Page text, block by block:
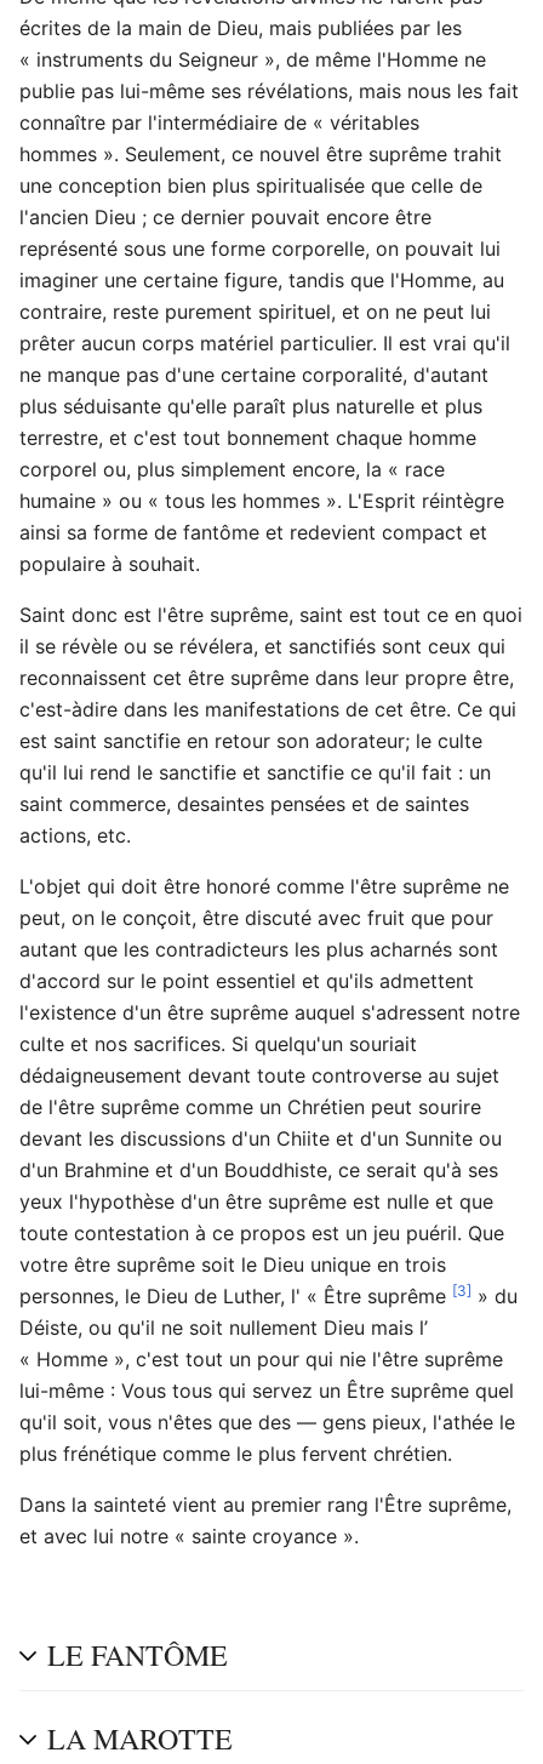
écrites de la main de Dieu, mais publiées par les
« instruments du Seigneur », de même l'Homme ne
publie pas lui-même ses révélations, mais nous les fait
connaître par l'intermédiaire de « véritables
hommes ». Seulement, ce nouvel être suprême trahit
une conception bien plus spiritualisée que celle de
l'ancien Dieu ; ce dernier pouvait encore être
représenté sous une forme corporelle, on pouvait lui
imaginer une certaine figure, tandis que l'Homme, au
contraire, reste purement spirituel, et on ne peut lui
prêter aucun corps matériel particulier. Il est vrai qu'il
ne manque pas d'une certaine corporalité, d'autant
plus séduisante qu'elle paraît plus naturelle et plus
terrestre, et c'est tout bonnement chaque homme
corporel ou, plus simplement encore, la « race
humaine » ou « tous les hommes ». L'Esprit réintègre
ainsi sa forme de fantôme et redevient compact et
populaire à souhait.
Saint donc est l'être suprême, saint est tout ce en quoi
il se révèle ou se révélera, et sanctifiés sont ceux qui
reconnaissent cet être suprême dans leur propre être,
c'est-àdire dans les manifestations de cet être. Ce qui
est saint sanctifie en retour son adorateur; le culte
qu'il lui rend le sanctifie et sanctifie ce qu'il fait : un
saint commerce, desaintes pensées et de saintes
actions, etc.
L'objet qui doit être honoré comme l'être suprême ne
peut, on le conçoit, être discuté avec fruit que pour
autant que les contradicteurs les plus acharnés sont
d'accord sur le point essentiel et qu'ils admettent
l'existence d'un être suprême auquel s'adressent notre
culte et nos sacrifices. Si quelqu'un souriait
dédaigneusement devant toute controverse au sujet
de l'être suprême comme un Chrétien peut sourire
devant les discussions d'un Chiite et d'un Sunnite ou
d'un Brahmine et d'un Bouddhiste, ce serait qu'à ses
yeux l'hypothèse d'un être suprême est nulle et que
toute contestation à ce propos est un jeu puéril. Que
votre être suprême soit le Dieu unique en trois
personnes, le Dieu de Luther, l' « Être suprême [3] » du
Déiste, ou qu'il ne soit nullement Dieu mais l’
« Homme », c'est tout un pour qui nie l'être suprême
lui-même : Vous tous qui servez un Être suprême quel
qu'il soit, vous n'êtes que des — gens pieux, l'athée le
plus frénétique comme le plus fervent chrétien.
Dans la sainteté vient au premier rang l'Être suprême,
et avec lui notre « sainte croyance ».
LE FANTÔME
LA MAROTTE